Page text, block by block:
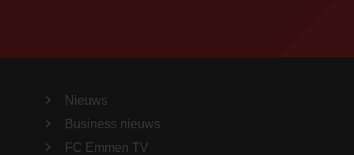
Nieuws
Business nieuws
FC Emmen TV